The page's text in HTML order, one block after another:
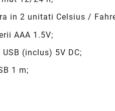
in 2 unitati Celsius /
AAA 1.5V;
(inclus) 5V DC;
1 m;